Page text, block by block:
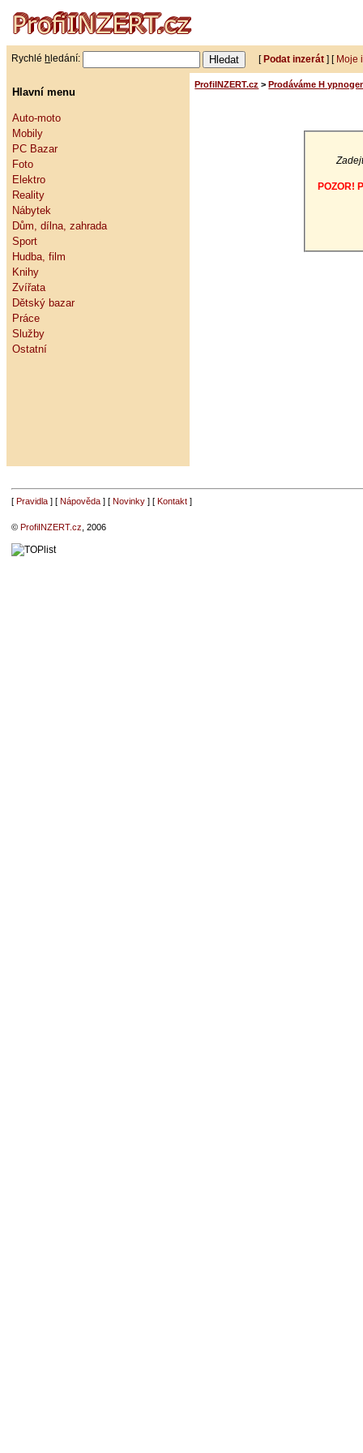
Rychlé h ledání: [Podat inzerát ] [ Moje
Hlavní menu
Auto-moto
Mobily
PC Bazar
Foto
Elektro
Reality
Nábytek
Dům, dílna, zahrada
Sport
Hudba, film
Knihy
Zvířata
Dětský bazar
Práce
Služby
Ostatní
ProfiINZERT.cz > Prodáváme H
POZOR!
[ Pravidla] [ Nápověda] [ Novinky] [ Kontakt]
© ProfiINZERT.cz , 2006